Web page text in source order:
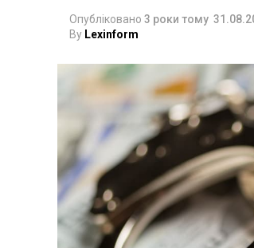
Опубліковано 3 роки тому
By Lexinform